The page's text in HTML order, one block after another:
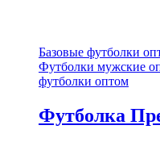
Базовые футболки
Футболки мужские
футболки оптом
Футболка